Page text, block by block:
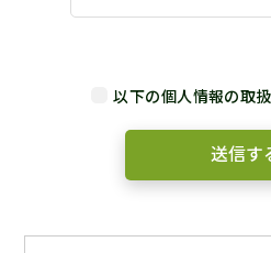
以下の個人情報の取